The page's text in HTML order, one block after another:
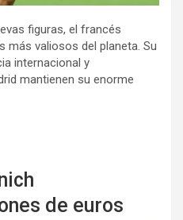
figuras, el francés
valiosos del planeta. Su
internacional y
mantienen su enorme
de euros